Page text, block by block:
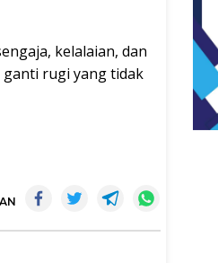
kelalaian, dan
ganti rugi yang tidak